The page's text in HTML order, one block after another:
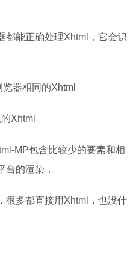
都能正确处理Xhtml，它会识
器相同的Xhtml
Xhtml
MP包含比较少的要素和相
台的渲染，
很多都直接用Xhtml，也没什